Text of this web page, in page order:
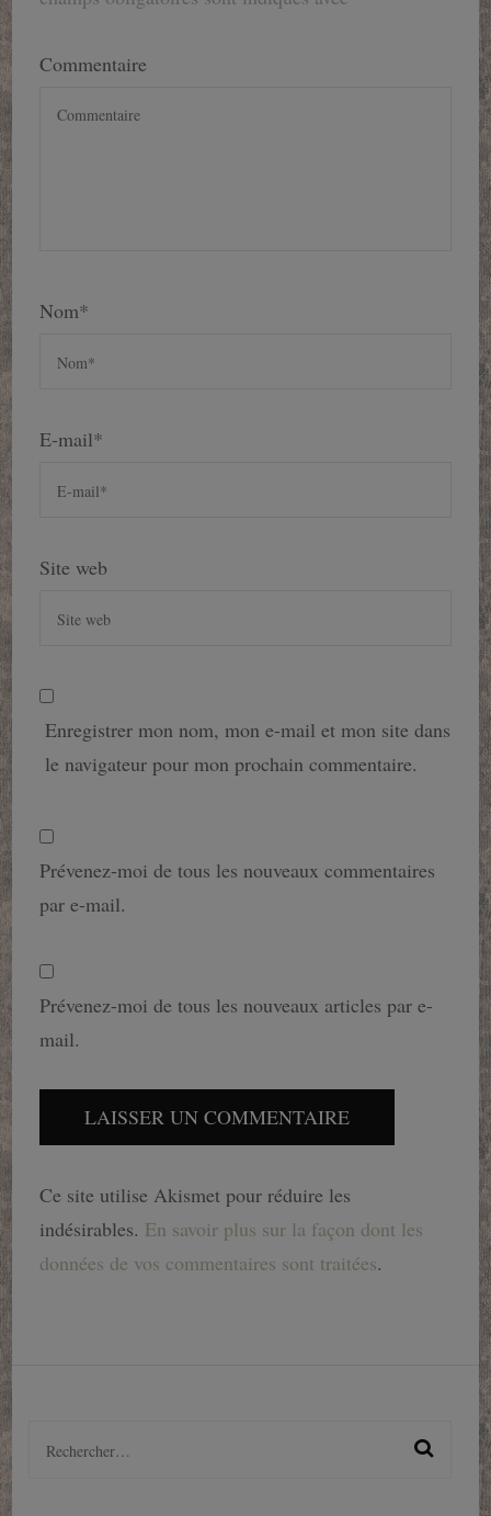
Commentaire
Nom*
E-mail*
Site web
Enregistrer mon nom, mon e-mail et mon site dans
le navigateur pour mon prochain commentaire.
Prévenez-moi de tous les nouveaux commentaires
par e-mail.
Prévenez-moi de tous les nouveaux articles par e-
mail.
Ce site utilise Akismet pour réduire les
indésirables. En savoir plus sur la façon dont les
données de vos commentaires sont traitées.
Rechercher :